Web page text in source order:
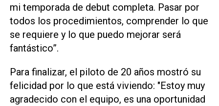
mi temporada de debut completa. Pasar por
todos los procedimientos, comprender lo que
se requiere y lo que puedo mejorar será
fantástico”.
Para finalizar, el piloto de 20 años mostró su
felicidad por lo que está viviendo: "Estoy muy
agradecido con el equipo, es una oportunidad